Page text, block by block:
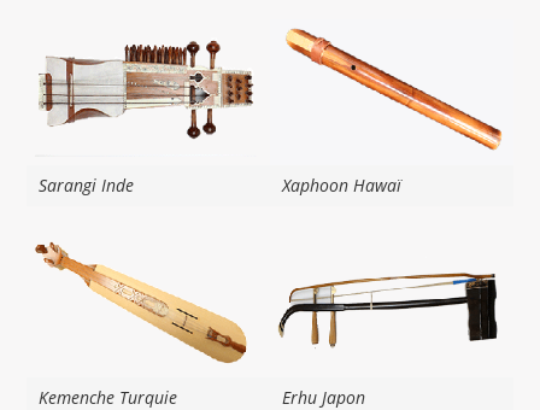
Sarangi Inde Xaphoon Hawaï
Kemenche Turquie Erhu Japon